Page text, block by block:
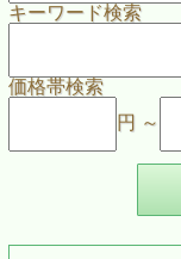
キーワード検索
価格帯検索
円 ～